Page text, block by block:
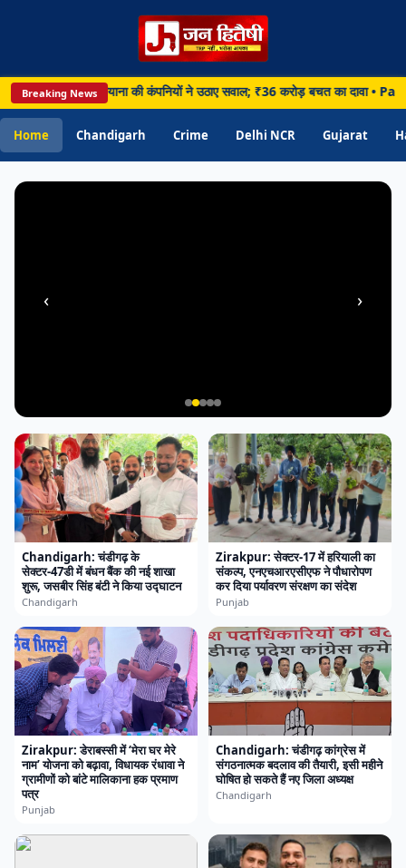
Breaking News
घमासान, लुधियाना की कंपनियों ने उठाए सवाल; ₹36 करोड़ बचत का दावा •
Home Chandigarh Crime Delhi NCR Gujarat
‹ ›
Chandigarh • 06 Aug 2026
Panchkula: पंचकूला में विश्व स्तनपान सप्ताह
पर जागरूकता कार्यक्रम, माताओं को बताए मां के
दूध के फायदे
Chandigarh: चंडीगढ़ के
सेक्टर-47डी में बंधन बैंक की नई शाखा
शुरू, जसबीर सिंह बंटी ने किया उद्घाटन
Chandigarh
Zirakpur: सेक्टर-17 में हरियाली का
संकल्प, एनएचआरएसीएफ ने पौधारोपण
कर दिया पर्यावरण संरक्षण का संदेश
Punjab
Zirakpur: डेराबस्सी में ‘मेरा घर मेरे
नाम’ योजना को बढ़ावा, विधायक रंधावा ने
ग्रामीणों को बांटे मालिकाना हक प्रमाण
पत्र
Punjab
Chandigarh: चंडीगढ़ कांग्रेस में
संगठनात्मक बदलाव की तैयारी, इसी महीने
घोषित हो सकते हैं नए जिला अध्यक्ष
Chandigarh